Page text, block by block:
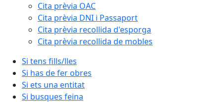
Cita prèvia OAC
Cita prèvia DNI i Passaport
Cita prèvia recollida d'esporga
Cita prèvia recollida de mobles
Si tens fills/lles
Si has de fer obres
Si ets una entitat
Si busques feina